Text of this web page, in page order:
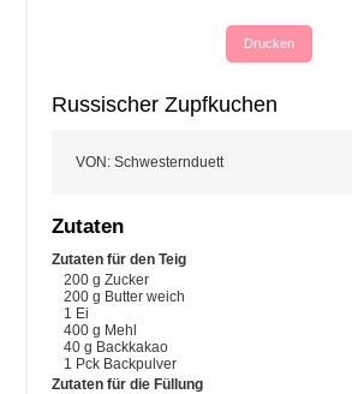
Drucken
Russischer Zupfkuchen
VON : Schwesternduett
Zutaten
Zutaten für den Teig
200 g Zucker
200 g Butter weich
1 Ei
400 g Mehl
40 g Backkakao
1 Pck Backpulver
Zutaten für die Füllung